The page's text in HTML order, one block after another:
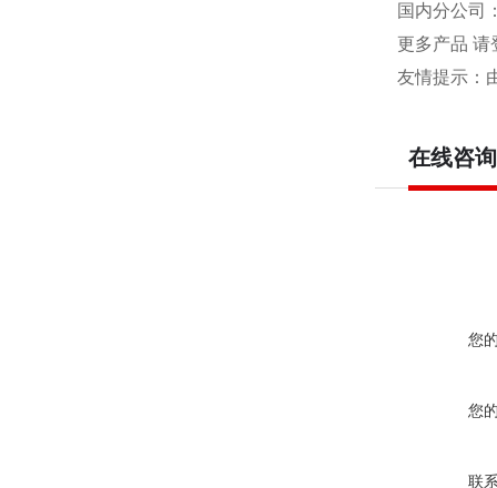
国内分公司
更多产品 请
友情提示：
在线咨询
您
您
联